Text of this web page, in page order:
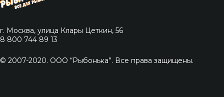
г. Москва, улица Клары Цеткин, 56
8 800 744 89 13
© 2007-2020. ООО “Рыбонька”. Все права защищены.